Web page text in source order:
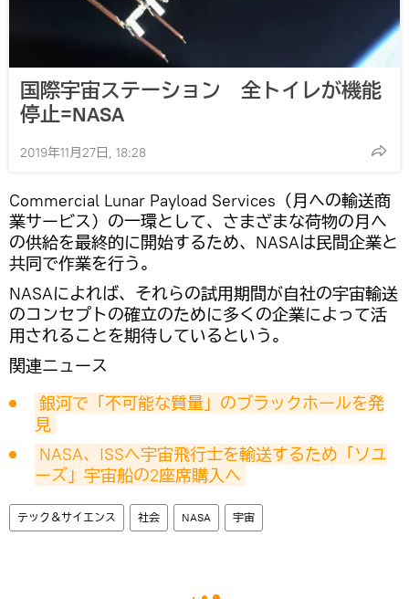
国際宇宙ステーション 全トイレが機能
停止=NASA
2019年11月27日, 18:28
Commercial Lunar Payload Services（月への輸送商
業サービス）の一環として、さまざまな荷物の月へ
の供給を最終的に開始するため、NASAは民間企業と
共同で作業を行う。
NASAによれば、それらの試用期間が自社の宇宙輸送
のコンセプトの確立のために多くの企業によって活
用されることを期待しているという。
関連ニュース
銀河で「不可能な質量」のブラックホールを発
見
NASA、ISSへ宇宙飛行士を輸送するため「ソユ
ーズ」宇宙船の2座席購入へ
テック＆サイエンス 社会 NASA 宇宙